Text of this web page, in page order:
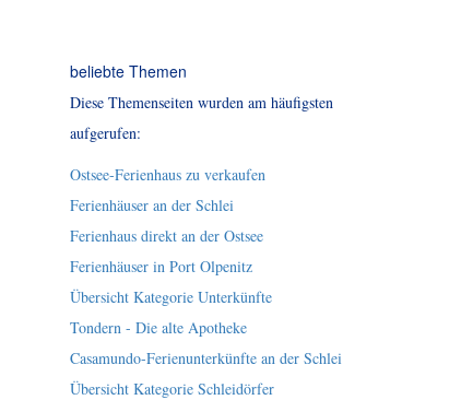
beliebte Themen
Diese Themenseiten wurden am häufigsten
aufgerufen:
Ostsee-Ferienhaus zu verkaufen
Ferienhäuser an der Schlei
Ferienhaus direkt an der Ostsee
Ferienhäuser in Port Olpenitz
Übersicht Kategorie Unterkünfte
Tondern - Die alte Apotheke
Casamundo-Ferienunterkünfte an der Schlei
Übersicht Kategorie Schleidörfer